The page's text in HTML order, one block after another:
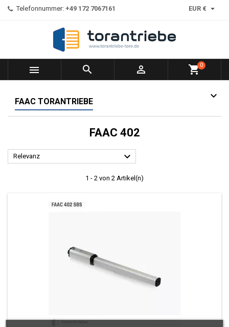
Telefonnummer: +49 172 7067161 EUR € 
   shopping_cart0
FAAC TORANTRIEBE
FAAC 402
Relevanz 
1 - 2 von 2 Artikel(n)